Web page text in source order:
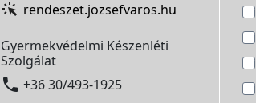
rendeszet.jozsefvaros.hu
Gyermekvédelmi Készenléti
Szolgálat
 +36 30/493-1925